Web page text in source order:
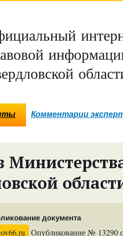
Комментарии
документа
Опубликование № 13290